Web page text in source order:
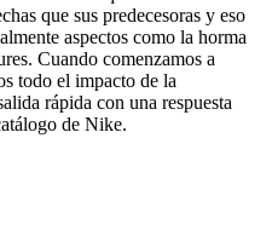
que sus predecesoras y eso
aspectos como la horma
Cuando comenzamos a
todo el impacto de la
rápida con una respuesta
de Nike.